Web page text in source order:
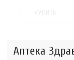
Аптека